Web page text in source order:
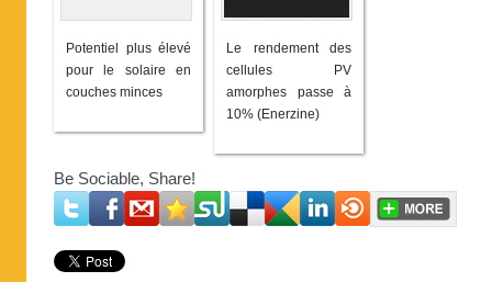
Potentiel plus élevé
pour le solaire en
couches minces
Le rendement des
cellules PV
amorphes passe à
10% (Enerzine)
Be Sociable, Share!